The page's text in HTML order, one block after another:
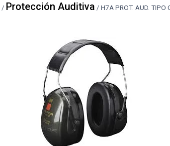
/ Protección Auditiva / H7A PROT. AUD. TIPO